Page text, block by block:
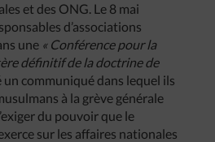
et des ONG. Le 8 mai
d’associations
une « Conférencepourla
définitifde ladoctrinede
communiqué dans lequel ils
à la grève générale
du pouvoir que le
sur les affaires nationales